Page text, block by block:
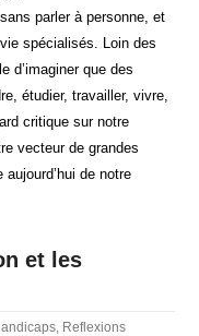
parler à personne, et
spécialisés. Loin des
d’imaginer que des
étudier, travailler, vivre,
critique sur notre
vecteur de grandes
de notre
et les
, Reflexions